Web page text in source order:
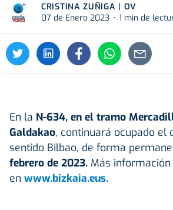
CRISTINA ZUÑIGA | OV
07 de Enero 2023
1 min de
En la N-634, en el tramo
Galdakao, continuará ocupado el
sentido Bilbao, de forma
febrero de 2023. Más información
en www.bizkaia.eus.